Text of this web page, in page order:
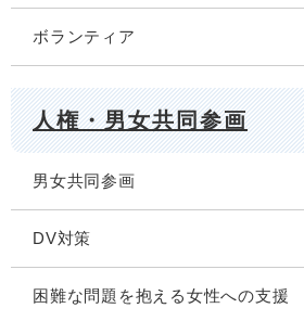
ボランティア
人権・男女共同参画
男女共同参画
DV対策
困難な問題を抱える女性への支援